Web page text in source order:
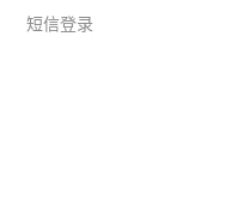
短信登录